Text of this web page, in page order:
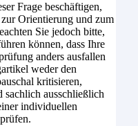
Frage beschäftigen,
Orientierung und zum
Sie jedoch bitte,
können, dass Ihre
anders ausfallen
weder den
kritisieren,
sachlich ausschließlich
individuellen